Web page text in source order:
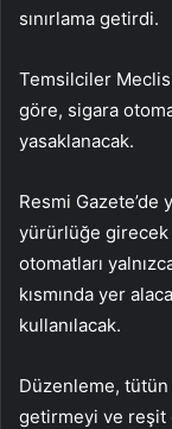
sınırlama getirdi.
Temsilciler
göre, sigara
yasaklanacak.
Resmi Gazete’de
yürürlüğe girecek
otomatları
kısmında yer
kullanılacak.
Düzenleme,
getirmeyi ve reşit